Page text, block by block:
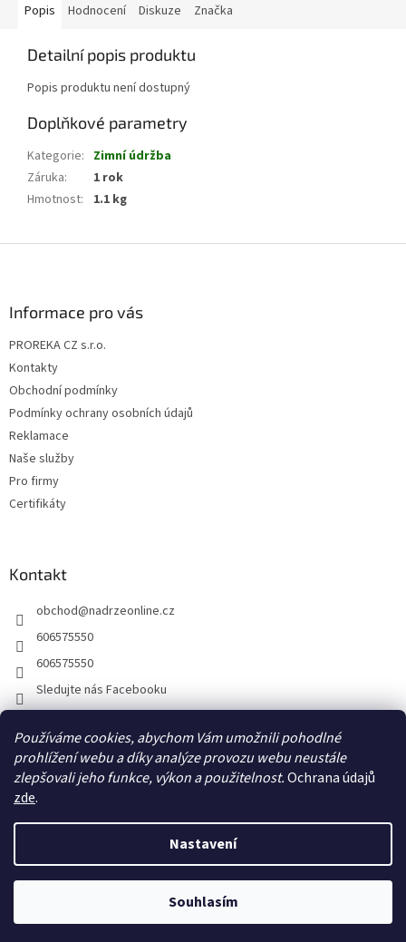
Používáme cookies, abychom Vám umožnili pohodlné
prohlížení webu a díky analýze provozu webu neustále
zlepšovali jeho funkce, výkon a použitelnost.Ochrana údajů
zde.
Nastavení
Souhlasím
Popis Hodnocení Diskuze Značka
Detailní popis produktu
Popis produktu není dostupný
Doplňkové parametry
Kategorie: Zimní údržba
Záruka:
1 rok
Hmotnost: 1.1 kg
Informace pro vás
PROREKA CZ s.r.o.
Kontakty
Obchodní podmínky
Podmínky ochrany osobních údajů
Reklamace
Naše služby
Pro firmy
Certifikáty
Kontakt
obchod@nadrzeonline.cz
606575550
606575550
Sledujte nás Facebooku
Vytvořil Shoptet
NÁDRŽEONLINE.CZ. Všechna práva vyhrazena.